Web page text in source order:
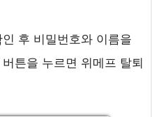
후 비밀번호와 이름을
튼을 누르면 위메프 탈퇴